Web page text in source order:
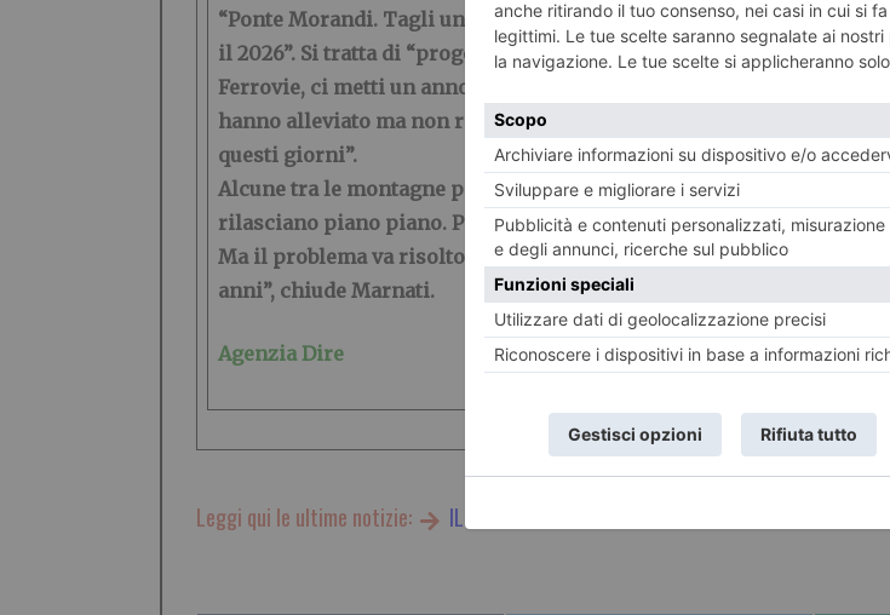
“Ponte Morandi. Tagli uno o due anni”, ed essendo progetti a
il 2026”. Si tratta di “progetti già finanziati ma per cui servono
Ferrovie, ci metti un anno solo per avere le autorizzazioni”.
hanno alleviato ma non risolto i problemi: “L’acqua che sta
questi giorni”.
Alcune tra le montagne piemontesi, dove “neve non ce n’è più”,
rilasciano piano piano. Poi ci sono delle sacche vecchie…”.
Ma il problema va risolto potenziando la rete idrica regionale: “Non
anni”, chiude Marnati.
Agenzia Dire
Leggi qui le ultime notizie: IL TORINESE